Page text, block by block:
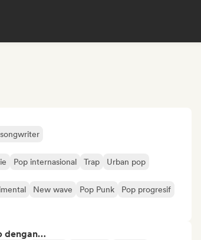
Pop internasional Trap Urban pop
New wave Pop Punk
Pop progresif
dengan…